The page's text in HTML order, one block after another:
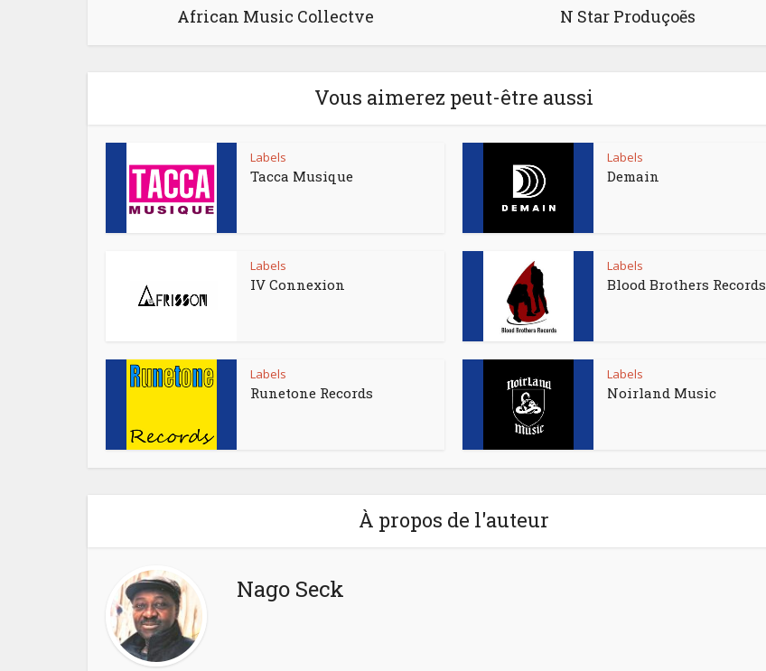
African Music Collectve N Star Produçoẽs
Vous aimerez peut-être aussi
Labels
Tacca Musique
Labels
Demain
Labels
IV Connexion
Labels
Blood Brothers Records
Labels
Runetone Records
Labels
Noirland Music
À propos de l'auteur
Nago Seck